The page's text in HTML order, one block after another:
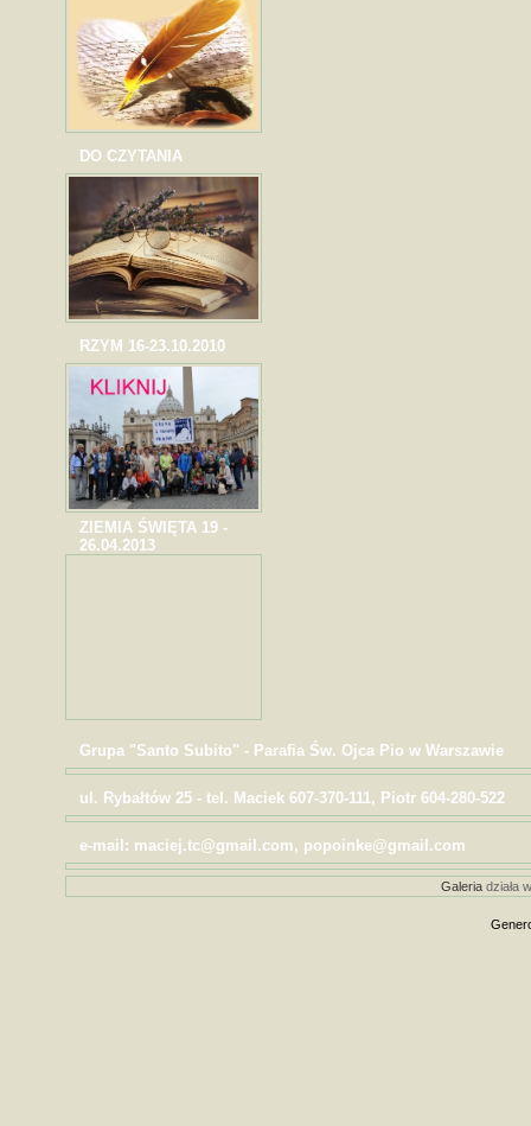
DO CZYTANIA
RZYM 16-23.10.2010
ZIEMIA ŚWIĘTA 19 -
26.04.2013
Grupa "Santo Subito" - Parafia Św. Ojca Pio w Warszawie
ul. Rybałtów 25 - tel. Maciek 607-370-111, Piotr 604-280-522
e-mail: maciej.tc@gmail.com, popoinke@gmail.com
Galeriadziała